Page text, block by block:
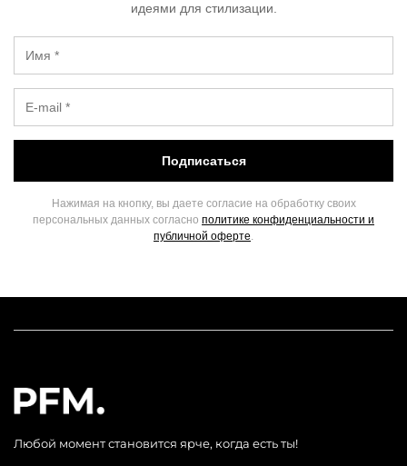
идеями для стилизации.
Подписаться
Нажимая на кнопку, вы даете согласие на обработку своих
персональных данных согласно политике конфиденциальности и
публичной оферте.
Любой момент становится ярче, когда есть ты!